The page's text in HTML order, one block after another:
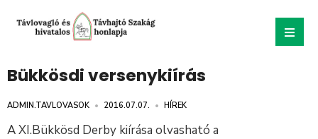
Bükkösdi versenykiírás
ADMIN.TAVLOVASOK • 2016.07.07. • HÍREK
A XI.Bükkösd Derby kiírása olvasható a